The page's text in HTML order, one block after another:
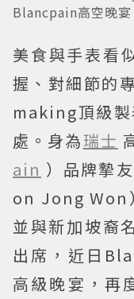
Blancpain高空晚
美食與手表看
握、對細節的
making頂級
處。身為瑞士
ain ）品牌摯
on Jong Won
並與新加坡裔
出席，近日
高級晚宴，再